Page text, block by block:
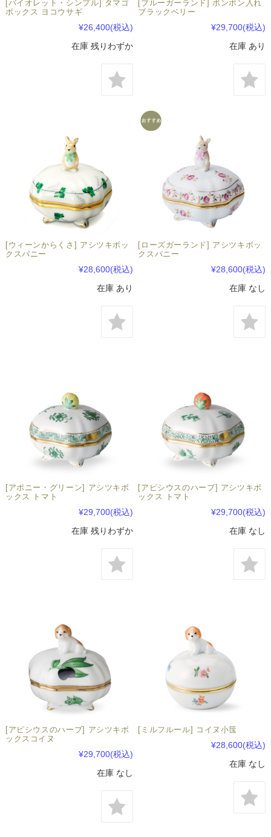
[バイオレット・シンプル] タマゴ
ボックス ヨコウサギ
¥26,400(税込)
在庫 残りわずか
[ブルーガーランド] ボンボン入れ
ブラックベリー
¥29,700(税込)
在庫 あり
[ウィーンからくさ] アシツキボッ
クスバニー
¥28,600(税込)
在庫 あり
[ローズガーランド] アシツキボッ
クスバニー
¥28,600(税込)
在庫 なし
[アポニー・グリーン] アシツキボ
ックス トマト
¥29,700(税込)
在庫 残りわずか
[アピシウスのハーブ] アシツキボ
ックス トマト
¥29,700(税込)
在庫 なし
[アピシウスのハーブ] アシツキボ
ックスコイヌ
¥29,700(税込)
在庫 なし
[ミルフルール] コイヌ小筺
¥28,600(税込)
在庫 なし